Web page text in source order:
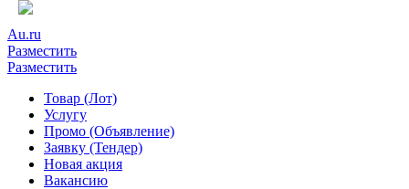
Au.ru
Разместить
Разместить
Товар (Лот)
Услугу
Промо (Объявление)
Заявку (Тендер)
Новая акция
Вакансию